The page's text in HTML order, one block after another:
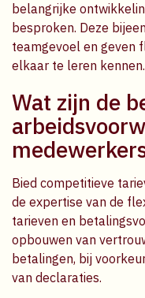
belangrijke
besproken. Deze
teamgevoel en geven
elkaar te leren kennen.
Wat zijn de
Bied competitieve
de expertise van de
tarieven en
opbouwen van
betalingen, bij
van declaraties.